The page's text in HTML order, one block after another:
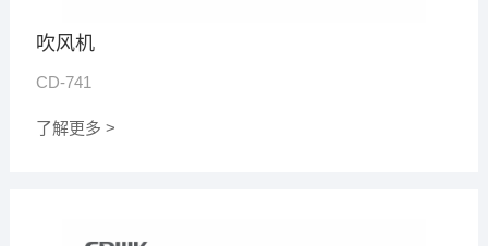
吹风机
CD-741
了解更多 >